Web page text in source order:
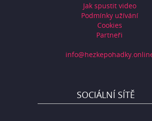
Jak spustit video
Podmínky užívání
Cookies
Partneři
SOCIÁLNÍ SÍTĚ